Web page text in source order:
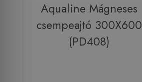
Aqualine Mágneses
csempeajtó 300X600
(PD408)